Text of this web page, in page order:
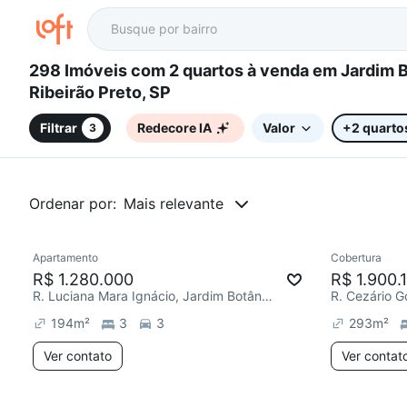
298 Imóveis com 2 quartos à venda em Jardim Botânico,
Ribeirão Preto, SP
Filtrar 3 Redecore IA Valor +2
Ordenar por: Mais relevante
Apartamento
R$ 1.280.000
R. Luciana Mara Ignácio, Jardim Botânico
194m² 3 3
Ver contato
Cobertura
R$
R. Cezário
293m²
Ver